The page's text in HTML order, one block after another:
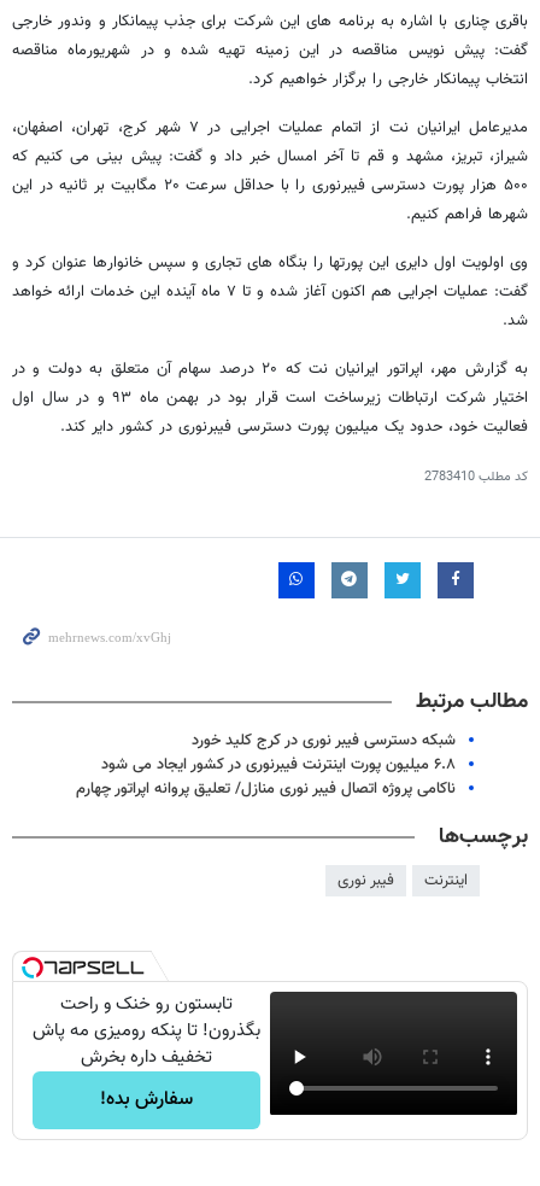
باقری چناری با اشاره به برنامه های این شرکت برای جذب پیمانکار و وندور خارجی
گفت: پیش نویس مناقصه در این زمینه تهیه شده و در شهریورماه مناقصه
انتخاب پیمانکار خارجی را برگزار خواهیم کرد.
مدیرعامل ایرانیان نت از اتمام عملیات اجرایی در ۷ شهر کرج، تهران، اصفهان،
شیراز، تبریز، مشهد و قم تا آخر امسال خبر داد و گفت: پیش بینی می کنیم که
۵۰۰ هزار پورت دسترسی فیبرنوری را با حداقل سرعت ۲۰ مگابیت بر ثانیه در این
شهرها فراهم کنیم.
وی اولویت اول دایری این پورتها را بنگاه های تجاری و سپس خانوارها عنوان کرد و
گفت: عملیات اجرایی هم اکنون آغاز شده و تا ۷ ماه آینده این خدمات ارائه خواهد
شد.
به گزارش مهر، اپراتور ایرانیان نت که ۲۰ درصد سهام آن متعلق به دولت و در
اختیار شرکت ارتباطات زیرساخت است قرار بود در بهمن ماه ۹۳ و در سال اول
فعالیت خود، حدود یک میلیون پورت دسترسی فیبرنوری در کشور دایر کند.
کد مطلب2783410
مطالب مرتبط
شبکه دسترسی فیبر نوری در کرج کلید خورد
۶.۸ میلیون پورت اینترنت فیبرنوری در کشور ایجاد می شود
ناکامی پروژه اتصال فیبر نوری منازل/ تعلیق پروانه اپراتور چهارم
برچسب‌ها
اینترنت فیبر نوری
تابستون رو خنک و راحت
بگذرون! تا پنکه رومیزی مه پاش
تخفیف داره بخرش
سفارش بده!